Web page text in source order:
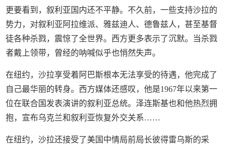
更要看到，叙利亚国内还不平静。不久前，一些支持沙拉的
势力，对叙利亚阿拉维派、雅兹迪人、德鲁兹人，甚至基督
徒各种杀戮，震惊了全世界。西方更多表示了沉默。当杀戮
者戴上领带，曾经的呐喊似乎也悄然失声。
在纽约，沙拉享受着阿巴斯根本无法享受的待遇，他完成了
自己最华丽的转身。西方媒体还感叹，他是1967年以来第一
位在联合国发表演讲的叙利亚总统。泽连斯基也和他热烈拥
抱，宣布乌克兰和叙利亚恢复外交关系……
在纽约，沙拉还接受了美国中情局前局长彼得雷乌斯的采